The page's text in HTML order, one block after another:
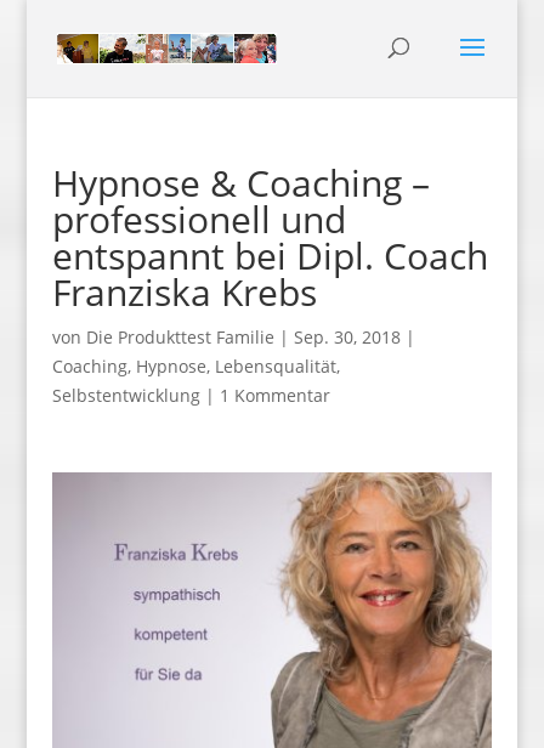
Hypnose & Coaching –
professionell und
entspannt bei Dipl. Coach
Franziska Krebs
von Die Produkttest Familie | Sep. 30, 2018|
Coaching, Hypnose, Lebensqualität,
Selbstentwicklung| 1 Kommentar